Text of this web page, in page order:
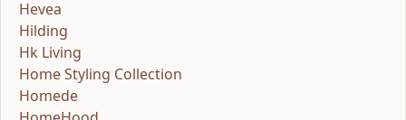
Hevea
Hilding
Hk Living
Home Styling Collection
Homede